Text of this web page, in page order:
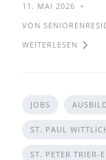
11. MAI 2026
VON
WEITERLESEN
JOBS
ST. PAUL
ST. PETER TRIER-